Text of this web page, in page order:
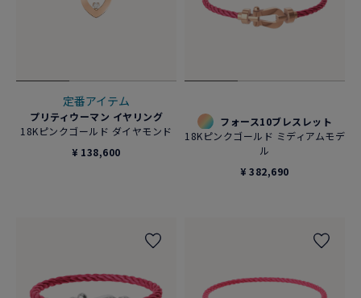
定番アイテム
プリティウーマン イヤリング
18Kピンクゴールド ダイヤモンド
¥ 138,600
フォース10ブレスレット
18Kピンクゴールド ミディアムモデ
ル
¥ 382,690